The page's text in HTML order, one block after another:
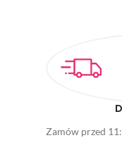
Zamów przed